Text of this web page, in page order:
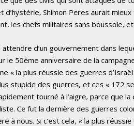
d’hystérie, Shimon Peres aurait
les chefs militaires sans boussole,
d’un gouvernement dans
le 50ème anniversaire de la
« la plus réussie des guerres
stupide des guerres, et ces « 172
tourné à l’aigre, parce que la
Ce fut la dernière des guerres
à nous. Si c’est cela, « la plus